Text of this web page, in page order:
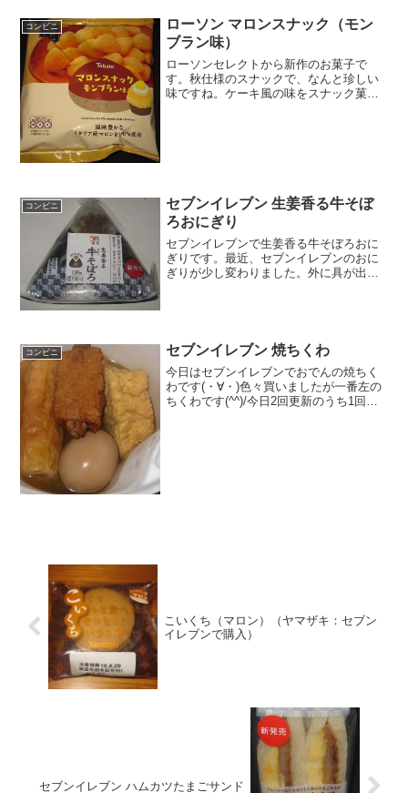
コンビニ
ローソン マロンスナック（モン
ブラン味）
ローソンセレクトから新作のお菓子で
す。秋仕様のスナックで、なんと珍しい
味ですね。ケーキ風の味をスナック菓子
コンビニ
セブンイレブン 生姜香る牛そぼ
ろおにぎり
セブンイレブンで生姜香る牛そぼろおに
ぎりです。最近、セブンイレブンのおに
ぎりが少し変わりました。外に具が出
コンビニ セブンイレブン 焼ちくわ
今日はセブンイレブンでおでんの焼ちく
わです(・∀・)色々買いましたが一番左の
ちくわです(^^)/今日2回更新のうち1回目
こいくち（マロン）（ヤマザキ：セブン
イレブンで購入）
セブンイレブン ハムカツたまごサンド